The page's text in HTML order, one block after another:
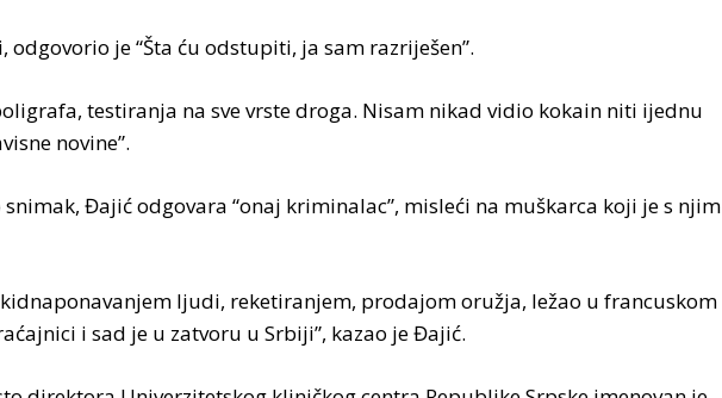
je “Šta ću odstupiti, ja sam razriješen”.
testiranja na sve vrste droga. Nisam nikad vidio kokain niti ijednu
novine”.
Đajić odgovara “onaj kriminalac”, misleći na muškarca koji je s njim
ljudi, reketiranjem, prodajom oružja, ležao u francuskom
i sad je u zatvoru u Srbiji”, kazao je Đajić.